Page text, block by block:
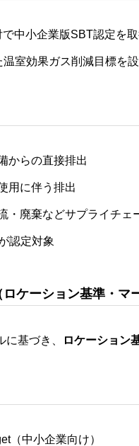
中小企業版SBT認定を取
室効果ガス削減目標を
からの直接排出
用に伴う排出
・廃棄などサプライチェ
認定対象
ケーション基準・マ
基づき、 ロケーション
（中小企業向け）